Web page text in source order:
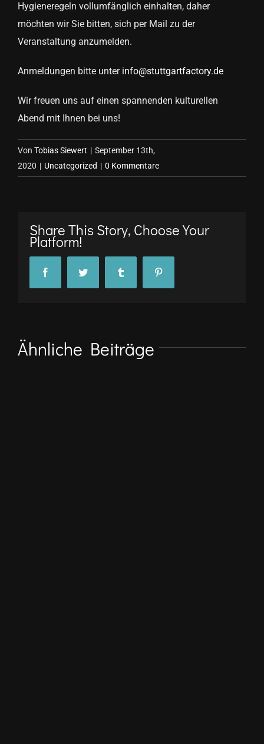
Hygieneregeln vollumfänglich einhalten, daher
möchten wir Sie bitten, sich per Mail zu der
Veranstaltung anzumelden.
Anmeldungen bitte unter info@stuttgartfactory.de
Wir freuen uns auf einen spannenden kulturellen
Abend mit Ihnen bei uns!
Von Tobias Siewert | September 13th,
2020 | Uncategorized | 0 Kommentare
Share This Story, Choose Your
Platform!
FacebookTwitter
Ähnliche Beiträge